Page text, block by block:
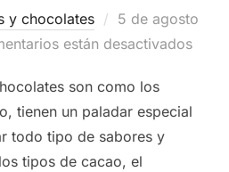
y chocolates
Publicado
el
5 de agosto
están desactivados
son como los
tienen un paladar especial
todo tipo de sabores y
tipos de cacao, el